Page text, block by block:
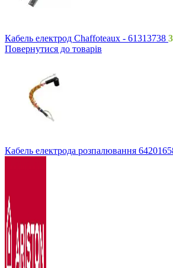
Кабель електрод Chaffoteaux - 61313738
Повернутися до товарів
Кабель електрода розпалювання